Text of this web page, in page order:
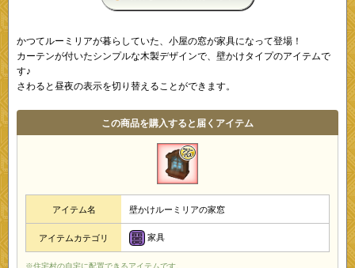
かつてルーミリアが暮らしていた、小屋の窓が家具になって登場！
カーテンが付いたシンプルな木製デザインで、壁かけタイプのアイテムで
す♪
さわると昼夜の表示を切り替えることができます。
この商品を購入すると届くアイテム
アイテム名 壁かけルーミリアの家窓
アイテムカテゴリ 家具
※住宅村の自宅に配置できるアイテムです。